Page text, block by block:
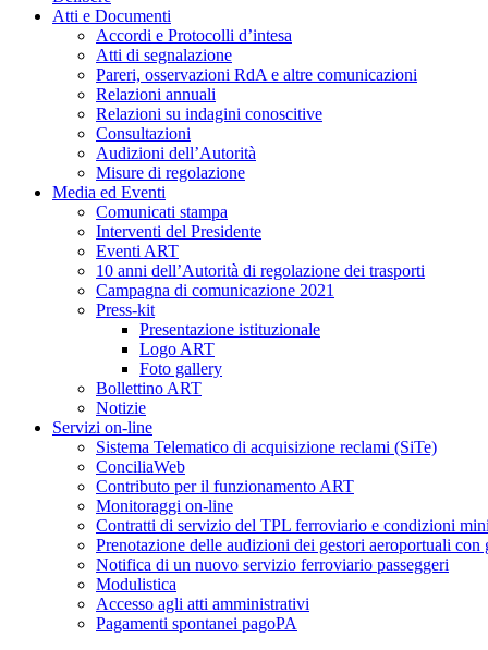
Atti e Documenti
Accordi e Protocolli d’intesa
Atti di segnalazione
Pareri, osservazioni RdA e altre comunicazioni
Relazioni annuali
Relazioni su indagini conoscitive
Consultazioni
Audizioni dell’Autorità
Misure di regolazione
Media ed Eventi
Comunicati stampa
Interventi del Presidente
Eventi ART
10 anni dell’Autorità di regolazione dei trasporti
Campagna di comunicazione 2021
Press-kit
Presentazione istituzionale
Logo ART
Foto gallery
Bollettino ART
Notizie
Servizi on-line
Sistema Telematico di acquisizione reclami (SiTe)
ConciliaWeb
Contributo per il funzionamento ART
Monitoraggi on-line
Contratti di servizio del TPL ferroviario e condizioni
Prenotazione delle audizioni dei gestori aeroportuali con
Notifica di un nuovo servizio ferroviario passeggeri
Modulistica
Accesso agli atti amministrativi
Pagamenti spontanei pagoPA